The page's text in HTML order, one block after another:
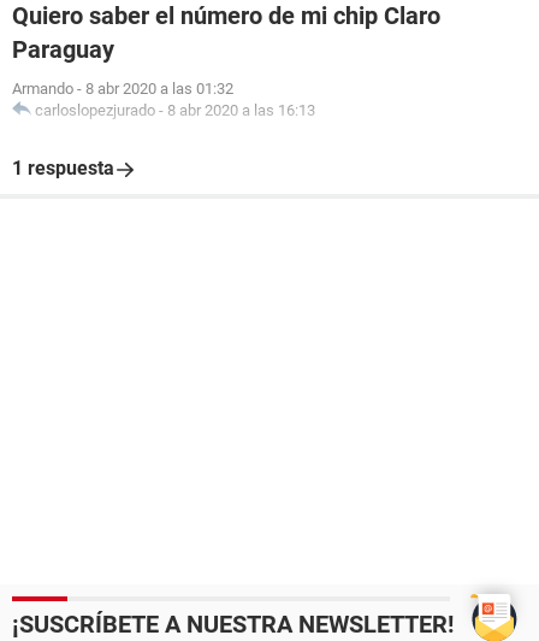
Quiero saber el número de mi chip Claro
Paraguay
Armando - 8 abr 2020 a las 01:32
carloslopezjurado - 8 abr 2020 a las 16:13
1 respuesta
¡SUSCRÍBETE A NUESTRA NEWSLETTER!